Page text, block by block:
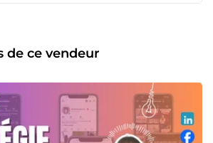
et suivi de stratégies SEO sur-
et gestion de campagnes Google
et optimisation des performances
ROI Communication digitale ✍️
de communication digitale 📣
impactants pour vos réseaux et votre
de ce vendeur